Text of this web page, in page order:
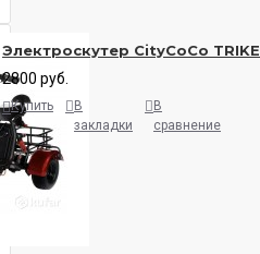
Электроскутер CityCoCo
2800 руб.
Купить
В
закладки
В
сравнение